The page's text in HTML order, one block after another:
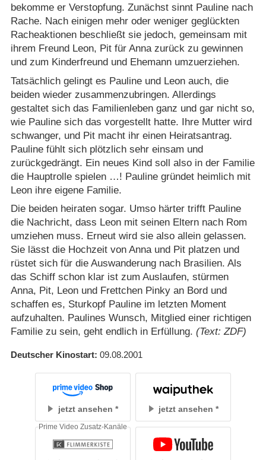
bekomme er Verstopfung. Zunächst sinnt Pauline nach
Rache. Nach einigen mehr oder weniger geglückten
Racheaktionen beschließt sie jedoch, gemeinsam mit
ihrem Freund Leon, Pit für Anna zurück zu gewinnen
und zum Kinderfreund und Ehemann umzuerziehen.
Tatsächlich gelingt es Pauline und Leon auch, die
beiden wieder zusammenzubringen. Allerdings
gestaltet sich das Familienleben ganz und gar nicht so,
wie Pauline sich das vorgestellt hatte. Ihre Mutter wird
schwanger, und Pit macht ihr einen Heiratsantrag.
Pauline fühlt sich plötzlich sehr einsam und
zurückgedrängt. Ein neues Kind soll also in der Familie
die Hauptrolle spielen …! Pauline gründet heimlich mit
Leon ihre eigene Familie.
Die beiden heiraten sogar. Umso härter trifft Pauline
die Nachricht, dass Leon mit seinen Eltern nach Rom
umziehen muss. Erneut wird sie also allein gelassen.
Sie lässt die Hochzeit von Anna und Pit platzen und
rüstet sich für die Auswanderung nach Brasilien. Als
das Schiff schon klar ist zum Auslaufen, stürmen
Anna, Pit, Leon und Frettchen Pinky an Bord und
schaffen es, Sturkopf Pauline im letzten Moment
aufzuhalten. Paulines Wunsch, Mitglied einer richtigen
Familie zu sein, geht endlich in Erfüllung. (Text: ZDF)
Deutscher Kinostart 09.08.2001
jetzt ansehen jetzt ansehen
Prime Video Zusatz-Kanäle